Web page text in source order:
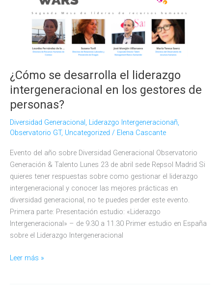
&
Observatorio
Generación
y
Talento
¿Cómo se desarrolla el liderazgo
intergeneracional en los gestores de
personas?
Diversidad Generacional , Liderazgo Intergeneracionañ,
Observatorio GT, Uncategorized / Elena Cascante
Evento del año sobre Diversidad Generacional Observatorio
Generación & Talento Lunes 23 de abril sede Repsol Madrid Si
quieres tener respuestas sobre como gestionar el liderazgo
intergeneracional y conocer las mejores prácticas en
diversidad generacional, no te puedes perder este evento.
Primera parte: Presentación estudio: «Liderazgo
Intergeneracional» – de 9.30 a 11.30 Primer estudio en España
sobre el Liderazgo Intergeneracional
¿Cómo
Leer más »